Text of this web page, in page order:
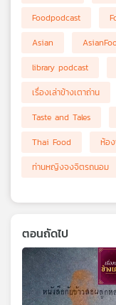
Foodpodcast
Asian
library podcast
เรื่องเล่าข้างเตาถ่าน
Taste and Tales
Thai Food
ห้อ
ท่านหญิงจงจิตรถนอม
ตอนถัดไป